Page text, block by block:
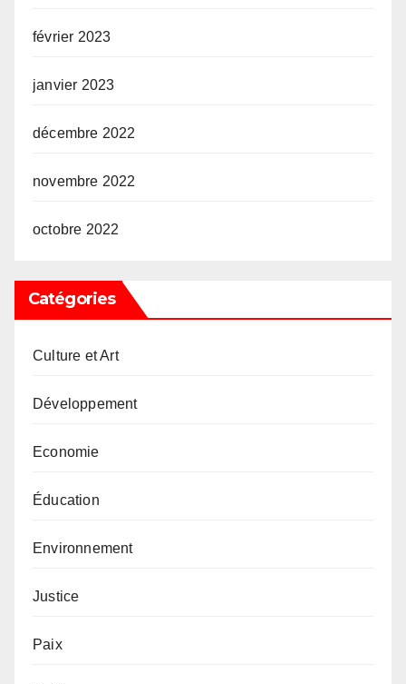
février 2023
janvier 2023
décembre 2022
novembre 2022
octobre 2022
Catégories
Culture et Art
Développement
Economie
Éducation
Environnement
Justice
Paix